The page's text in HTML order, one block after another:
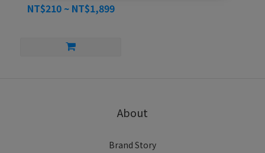
NT$210 ~ NT$1,899
About
Brand Story